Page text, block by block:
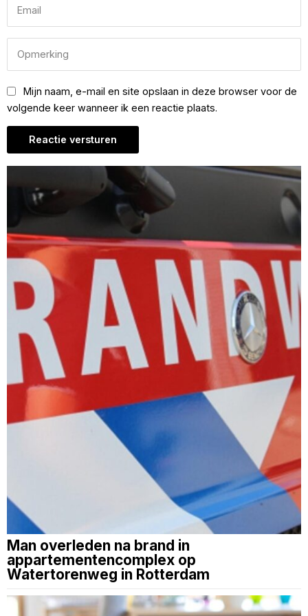
Mijn naam, e-mail en site opslaan in deze browser voor de
volgende keer wanneer ik een reactie plaats.
Man overleden na brand in
appartementencomplex op
Watertorenweg in Rotterdam